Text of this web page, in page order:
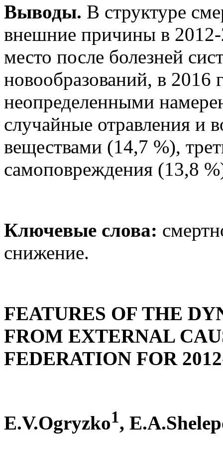
Выводы. В структуре
внешние причины в 2012-
место после болезней
новообразований, в 2016
неопределенными
случайные отравления и
веществами (14,7 %),
самоповреждения (13,8
Ключевые слова:
снижение.
FEATURES OF THE
FROM EXTERNAL
FEDERATION FOR
E.V.Ogryzko1,